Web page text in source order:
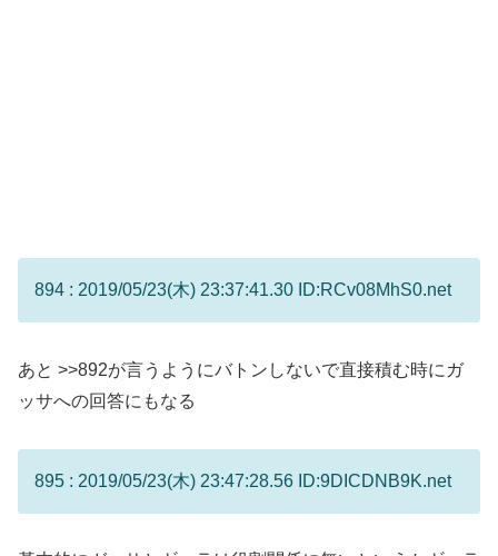
894 : 2019/05/23(木) 23:37:41.30 ID:RCv08MhS0.net
あと >>892が言うようにバトンしないで直接積む時にガ
ッサへの回答にもなる
895 : 2019/05/23(木) 23:47:28.56 ID:9DICDNB9K.net